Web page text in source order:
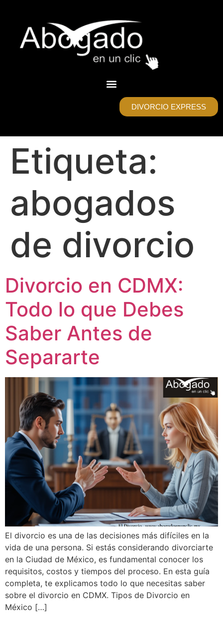
DIVORCIO EXPRESS
Etiqueta:
abogados
de divorcio
Divorcio en CDMX:
Todo lo que Debes
Saber Antes de
Separarte
El divorcio es una de las decisiones más difíciles en la
vida de una persona. Si estás considerando divorciarte
en la Ciudad de México, es fundamental conocer los
requisitos, costos y tiempos del proceso. En esta guía
completa, te explicamos todo lo que necesitas saber
sobre el divorcio en CDMX. Tipos de Divorcio en
México […]